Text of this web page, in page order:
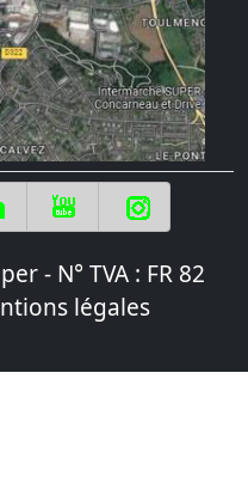
- N° TVA : FR 82
légales